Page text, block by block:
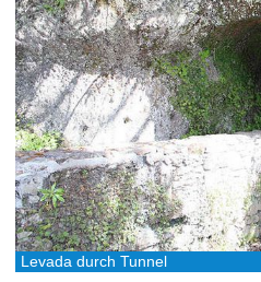
Levada durch Tunnel